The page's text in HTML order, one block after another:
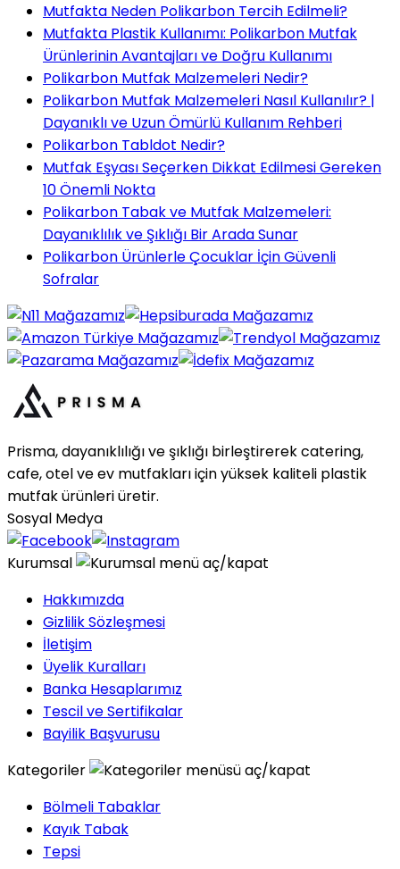
Mutfakta Neden Polikarbon Tercih Edilmeli?
Mutfakta Plastik Kullanımı: Polikarbon Mutfak
Ürünlerinin Avantajları ve Doğru Kullanımı
Polikarbon Mutfak Malzemeleri Nedir?
Polikarbon Mutfak Malzemeleri Nasıl Kullanılır? |
Dayanıklı ve Uzun Ömürlü Kullanım Rehberi
Polikarbon Tabldot Nedir?
Mutfak Eşyası Seçerken Dikkat Edilmesi Gereken
10 Önemli Nokta
Polikarbon Tabak ve Mutfak Malzemeleri:
Dayanıklılık ve Şıklığı Bir Arada Sunar
Polikarbon Ürünlerle Çocuklar İçin Güvenli
Sofralar
Prisma, dayanıklılığı ve şıklığı birleştirerek catering,
cafe, otel ve ev mutfakları için yüksek kaliteli plastik
mutfak ürünleri üretir.
Sosyal Medya
Kurumsal
Hakkımızda
Gizlilik Sözleşmesi
İletişim
Üyelik Kuralları
Banka Hesaplarımız
Tescil ve Sertifikalar
Bayilik Başvurusu
Kategoriler
Bölmeli Tabaklar
Kayık Tabak
Tepsi